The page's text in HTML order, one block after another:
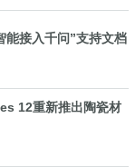
能接入千问”支持文档
12重新推出陶瓷材